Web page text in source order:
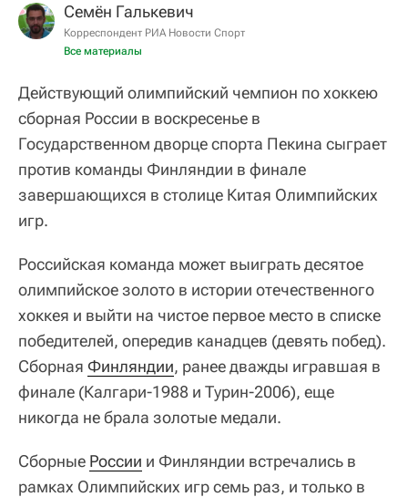
Семён Галькевич
Корреспондент РИА Новости Спорт
Все материалы
Действующий олимпийский чемпион по хоккею
сборная России в воскресенье в
Государственном дворце спорта Пекина сыграет
против команды Финляндии в финале
завершающихся в столице Китая Олимпийских
игр.
Российская команда может выиграть десятое
олимпийское золото в истории отечественного
хоккея и выйти на чистое первое место в списке
победителей, опередив канадцев (девять побед).
Сборная Финляндии, ранее дважды игравшая в
финале (Калгари-1988 и Турин-2006), еще
никогда не брала золотые медали.
Сборные России и Финляндии встречались в
рамках Олимпийских игр семь раз, и только в